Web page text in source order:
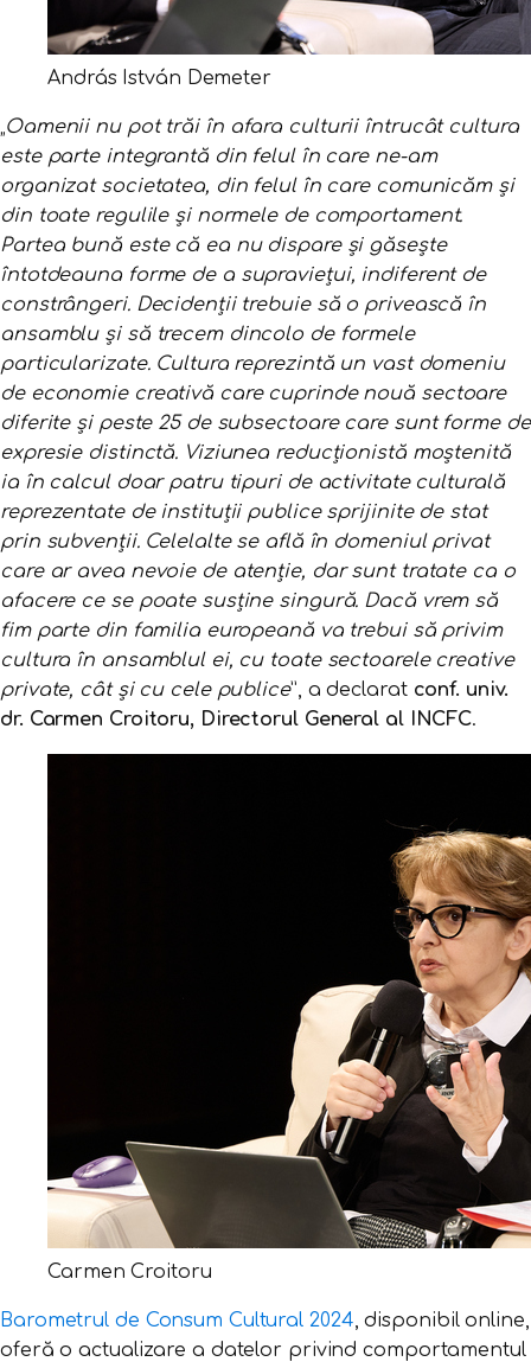
András István Demeter
„Oamenii nu pot trăi în afara culturii întrucât cultura
este parte integrantă din felul în care ne-am
organizat societatea, din felul în care comunicăm și
din toate regulile și normele de comportament.
Partea bună este că ea nu dispare și găsește
întotdeauna forme de a supraviețui, indiferent de
constrângeri. Decidenții trebuie să o privească în
ansamblu și să trecem dincolo de formele
particularizate. Cultura reprezintă un vast domeniu
de economie creativă care cuprinde nouă sectoare
diferite și peste 25 de subsectoare care sunt forme de
expresie distinctă. Viziunea reducționistă moștenită
ia în calcul doar patru tipuri de activitate culturală
reprezentate de instituții publice sprijinite de stat
prin subvenții. Celelalte se află în domeniul privat
care ar avea nevoie de atenție, dar sunt tratate ca o
afacere ce se poate susține singură. Dacă vrem să
fim parte din familia europeană va trebui să privim
cultura în ansamblul ei, cu toate sectoarele creative
private, cât și cu cele publice”, a declarat conf. univ.
dr. Carmen Croitoru, Directorul General al INCFC.
Carmen Croitoru
Barometrul de Consum Cultural 2024, disponibil online,
oferă o actualizare a datelor privind comportamentul